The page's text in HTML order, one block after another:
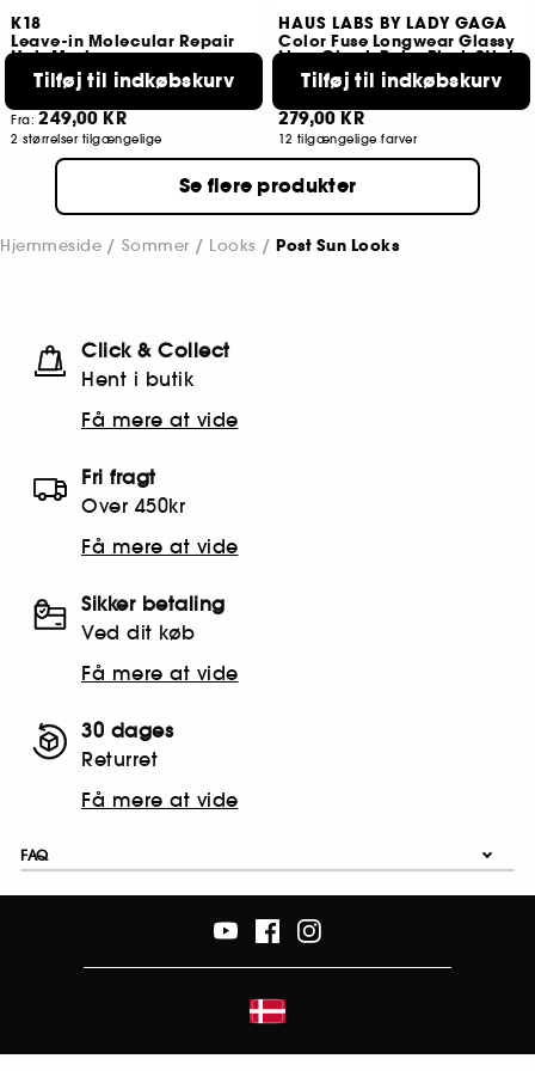
K18
Leave-in Molecular Repair
Hair Mask
Treatment for Damaged Hair
Fra:249,00 KR
2 størrelser tilgængelige
Tilføj til indkøbskurv
HAUS LABS BY LADY GAGA
Color Fuse Longwear Glassy
Lip + Cheek Balm Blush Stick
Cremeblush
279,00 KR
12 tilgængelige farver
Tilføj til indkøbskurv
Se flere produkter
Hjemmeside Sommer Looks Post Sun Looks
Click & Collect
Hent i butik
Få mere at vide
Fri fragt
Over 450kr
Få mere at vide
Sikker betaling
Ved dit køb
Få mere at vide
30 dages
Returret
Få mere at vide
FAQ